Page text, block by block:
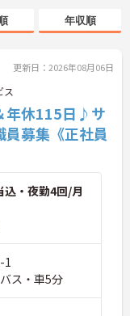
年収順
更新日：2026年08月06日
ス
年休115日♪サ
募集《正社員
込・夜勤4回/月
1
ス・車5分